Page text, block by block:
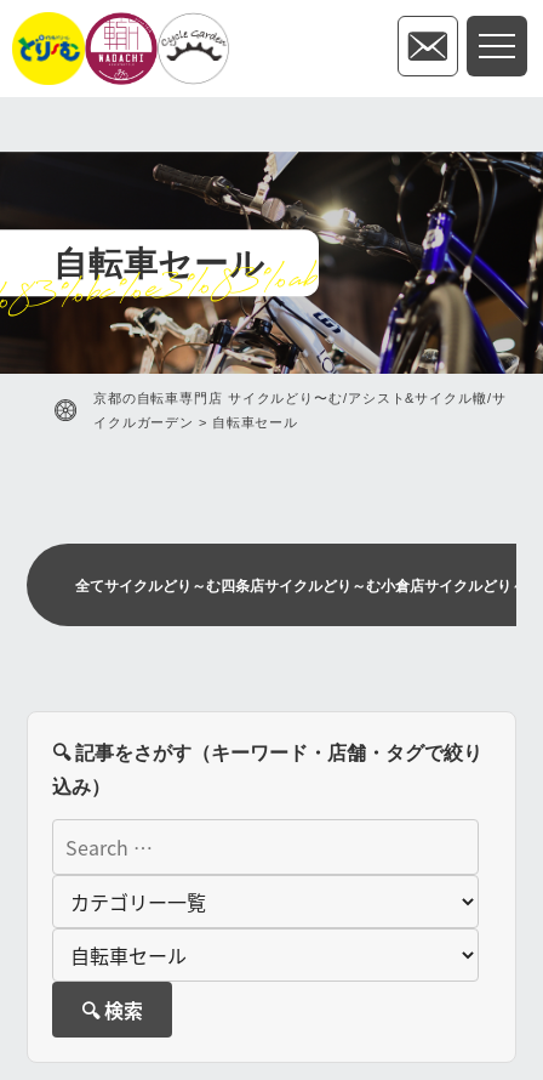
自転車セール
京都の自転車専門店 サイクルどり〜む/アシスト&サイクル轍/サ
イクルガーデン > 自転車セール
全てサイクルどり～む四条店サイクルどり～む小倉店サイクルどり～